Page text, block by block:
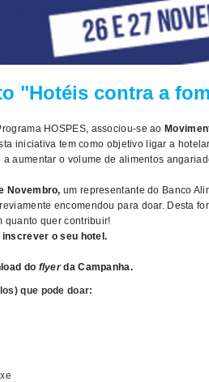
"Hotéis contra a
HOSPES, associou-se ao
iniciativa tem como objetivo ligar a
a aumentar o volume de alimentos
Novembro, um representante do Banco
encomendou para doar. Desta
quanto quer contribuir!
inscrever o seu hotel.
do flyerda Campanha.
que pode doar: